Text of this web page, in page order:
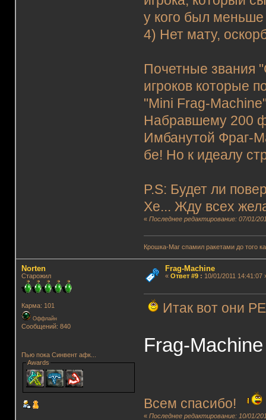
у кого был меньше
4) Нет мату,
Почетные звания
игроков которые
"Mini Frag-
Набравшему 200
Имбанутой Фраг-
бе! Но к идеалу
P.S: Будет ли
Хе... Жду всех
«Последнее редактирование: 07/01/
Крошка-Маг спамил ракетами до того
Norten
Старожил
Карма: 101
Оффлайн
Сообщений: 840
Пью пока Синвент афк...
Awards
Frag-Machine
« Ответ #9: 10/01/2011 14:41:07
Итак вот они
Frag-
Всем спасибо!
«Последнее редактирование: 10/01/